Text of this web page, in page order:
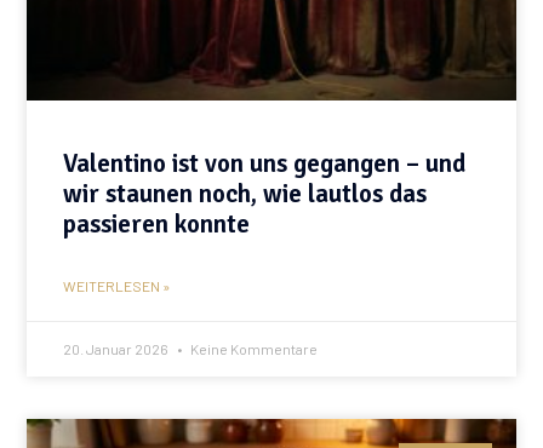
Valentino ist von uns gegangen – und
wir staunen noch, wie lautlos das
passieren konnte
WEITERLESEN »
20. Januar 2026 Keine Kommentare